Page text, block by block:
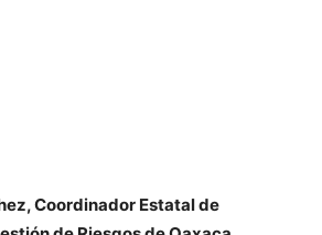
Coordinador Estatal de